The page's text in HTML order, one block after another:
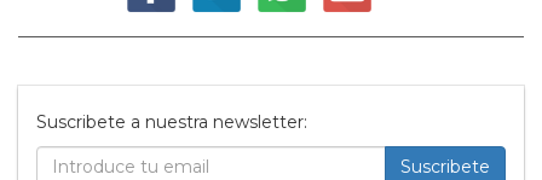
Suscribete a nuestra newsletter:
Suscribete